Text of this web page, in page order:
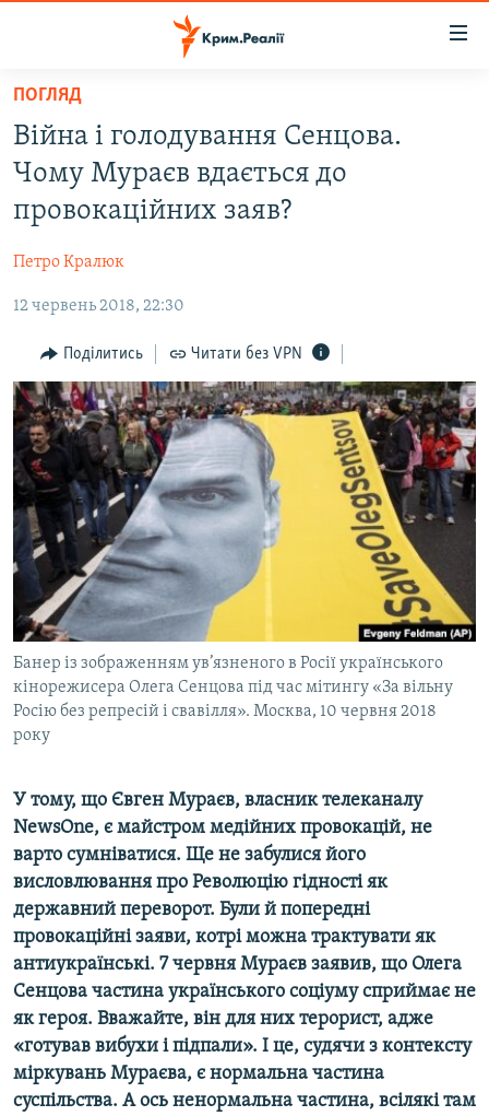
Перейти
основного
матеріалу
Перейти
до
основної
навігації
Перейти
пошуку
ВІДЕО ТА ФОТО
БЛОГИ
ПОГЛЯД
ІНТЕРВ'Ю
ВСЕ ЗА ДЕНЬ
СПЕЦПРОЕКТИ
ДЕПОРТАЦІЯ
ВІДЕОУРОКИ «ELIFBE»
СВІДЧЕННЯ ОКУПАЦІЇ
УКРАЇНСЬКА ПРОБЛЕМА КРИМУ
ІНФОГРАФІКА
ЯК ОБІЙТИ БЛОКУВАННЯ
Русский
Qırımtatar
ДОЛУЧАЙСЯ!
Усі сайти RFE/RL
ПОГЛЯД
Війна і голодування Сенцова.
Чому Мураєв вдається до
провокаційних заяв?
Петро Кралюк
12 червень 2018, 22:30
Поділитись Читати без VPN
Банер із зображенням ув’язненого в Росії українського
кінорежисера Олега Сенцова під час мітингу «За вільну
Росію без репресій і свавілля». Москва, 10 червня 2018
року
У тому, що Євген Мураєв, власник телеканалу
NewsOne, є майстром медійних провокацій, не
варто сумніватися. Ще не забулися його
висловлювання про Революцію гідності як
державний переворот. Були й попередні
провокаційні заяви, котрі можна трактувати як
антиукраїнські. 7 червня Мураєв заявив, що Олега
Сенцова частина українського соціуму сприймає не
як героя. Вважайте, він для них терорист, адже
«готував вибухи і підпали». І це, судячи з контексту
міркувань Мураєва, є нормальна частина
суспільства. А ось ненормальна частина, всілякі там